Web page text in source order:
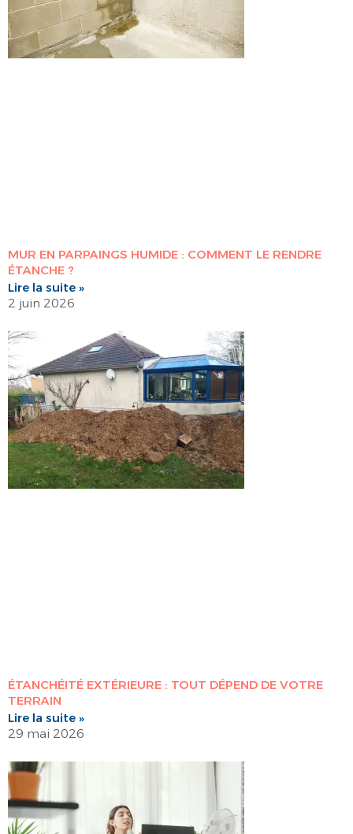
MUR EN PARPAINGS HUMIDE : COMMENT LE RENDRE
ÉTANCHE ?
Lire la suite »
2 juin 2026
ÉTANCHÉITÉ EXTÉRIEURE : TOUT DÉPEND DE VOTRE
TERRAIN
Lire la suite »
29 mai 2026